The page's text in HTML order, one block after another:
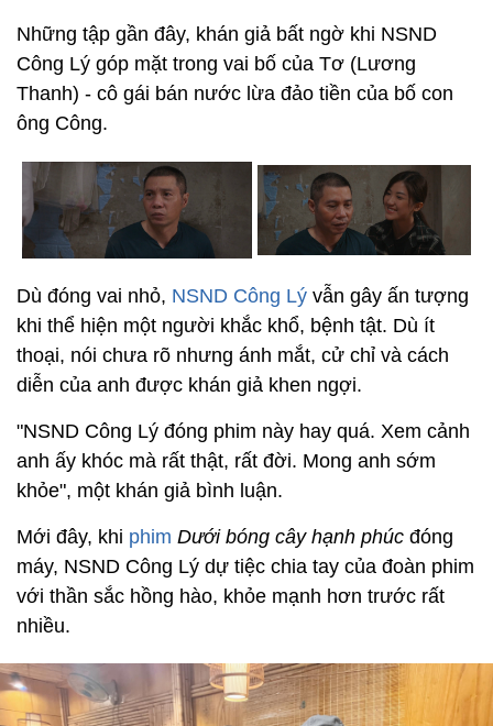
Những tập gần đây, khán giả bất ngờ khi NSND
Công Lý góp mặt trong vai bố của Tơ (Lương
Thanh) - cô gái bán nước lừa đảo tiền của bố con
ông Công.
Dù đóng vai nhỏ, NSND Công Lý vẫn gây ấn tượng
khi thể hiện một người khắc khổ, bệnh tật. Dù ít
thoại, nói chưa rõ nhưng ánh mắt, cử chỉ và cách
diễn của anh được khán giả khen ngợi.
"NSND Công Lý đóng phim này hay quá. Xem cảnh
anh ấy khóc mà rất thật, rất đời. Mong anh sớm
khỏe", một khán giả bình luận.
Mới đây, khi phim Dưới bóng cây hạnh phúc đóng
máy, NSND Công Lý dự tiệc chia tay của đoàn phim
với thần sắc hồng hào, khỏe mạnh hơn trước rất
nhiều.